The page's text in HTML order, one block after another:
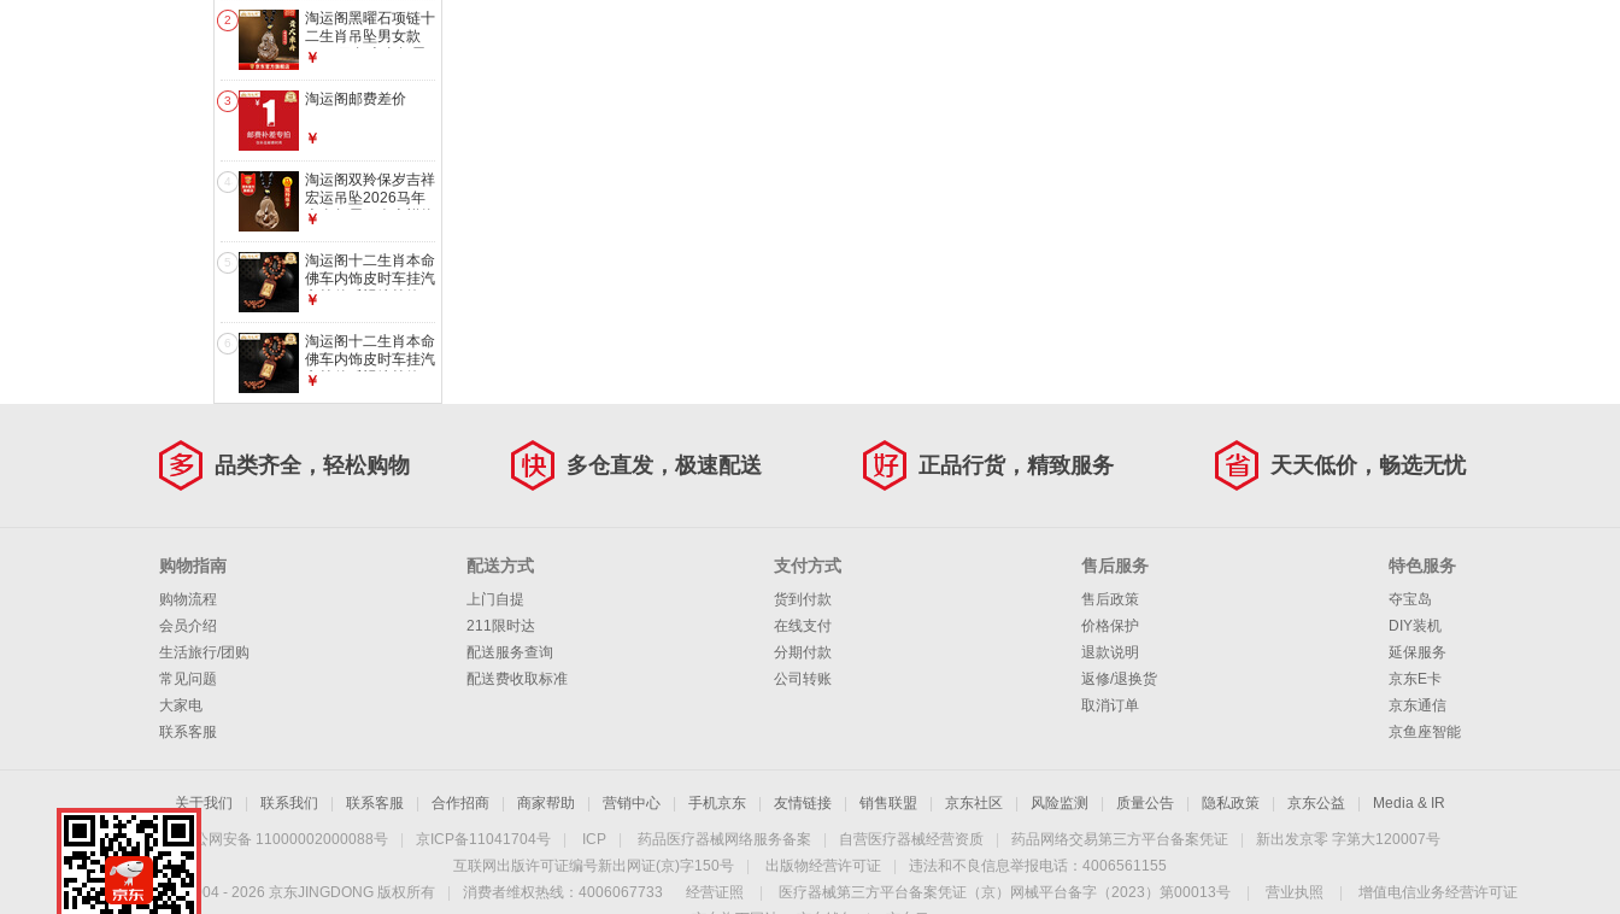
多宝手串
2
淘运阁黑曜石项链十
二生肖吊坠男女款
2026马年本命年属
属兔-贵犬乘舟吉宏
吊坠
￥
3 淘运阁邮费差价
￥
4
淘运阁双羚保岁吉祥
宏运吊坠2026马年
本命年属马人吉祥物
【双羚保岁吉宏吊
坠】棕色挂绳款
￥
5
淘运阁十二生肖本命
佛车内饰皮时车挂汽
车挂件后视镜挂饰
￥
6
淘运阁十二生肖本命
佛车内饰皮时车挂汽
车挂件后视镜挂饰
￥
品类齐全，轻松购物 多仓直发，极速配送 正品行货，精致服务 天天低价，畅选无忧
购物指南
购物流程
会员介绍
生活旅行/团购
常见问题
大家电
联系客服
配送方式
上门自提
211限时达
配送服务查询
配送费收取标准
支付方式
货到付款
在线支付
分期付款
公司转账
售后服务
售后政策
价格保护
退款说明
返修/退换货
取消订单
特色服务
夺宝岛
DIY装机
延保服务
京东E卡
京东通信
京鱼座智能
关于我们 联系我们 联系客服 合作招商 商家帮助 营销中心 手机京东 友情链接 销售联盟 京东社区 风险监测 质量公告 隐私政策 京东公益 Media & IR
京公网安备 11000002000088号 京ICP备11041704号 ICP 药品医疗器械网络服务备案 自营医疗器械经营资质 药品网络交易第三方平台备案凭证
新出发京零 字第大120007号
互联网出版许可证编号新出网证(京)字150号
出版物经营许可证
违法和不良信息举报电话：4006561155
Copyright © 2004 - 2026 京东JINGDONG 版权所有 消费者维权热线：4006067733 经营证照 医疗器械第三方平台备案凭证（京）网械平台备字（2023）第00013号 营业执照
增值电信业务经营许可证